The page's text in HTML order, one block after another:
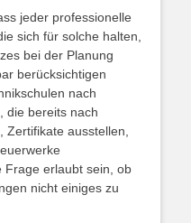
jeder professionelle
sich für solche halten,
bei der Planung
berücksichtigen
nach
die bereits nach
Zertifikate ausstellen,
Frage erlaubt sein, ob
nicht einiges zu